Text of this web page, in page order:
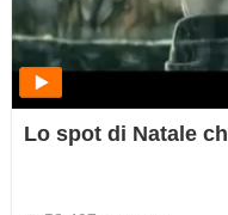
Lo spot di Natale